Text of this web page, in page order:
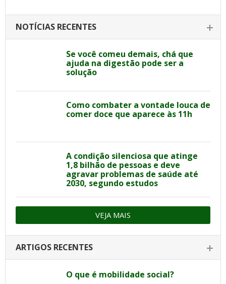
NOTÍCIAS RECENTES
Se você comeu demais, chá que
ajuda na digestão pode ser a
solução
Como combater a vontade louca de
comer doce que aparece às 11h
A condição silenciosa que atinge
1,8 bilhão de pessoas e deve
agravar problemas de saúde até
2030, segundo estudos
VEJA MAIS
ARTIGOS RECENTES
O que é mobilidade social?